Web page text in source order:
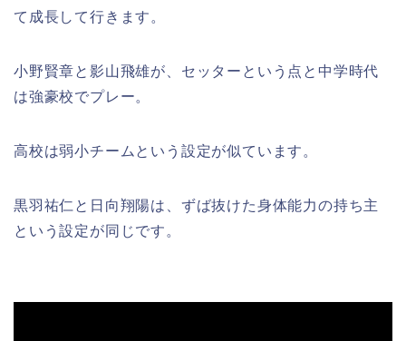
て成長して行きます。
小野賢章と影山飛雄が、セッターという点と中学時代
は強豪校でプレー。
高校は弱小チームという設定が似ています。
黒羽祐仁と日向翔陽は、ずば抜けた身体能力の持ち主
という設定が同じです。